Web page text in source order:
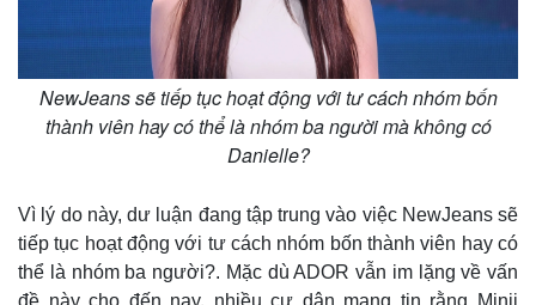
Giá cà phê
NewJeans sẽ tiếp tục hoạt động với tư cách nhóm bốn
thành viên hay có thể là nhóm ba người mà không có
Danielle?
Vì lý do này, dư luận đang tập trung vào việc NewJeans sẽ
tiếp tục hoạt động với tư cách nhóm bốn thành viên hay có
thể là nhóm ba người?. Mặc dù ADOR vẫn im lặng về vấn
đề này cho đến nay, nhiều cư dân mạng tin rằng Minji